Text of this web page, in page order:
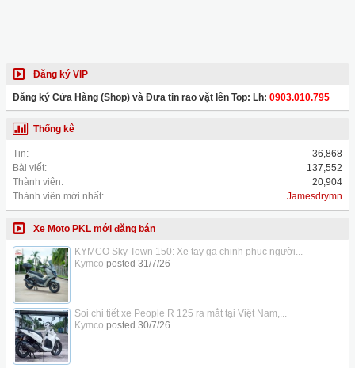
Đăng ký VIP
Đăng ký Cửa Hàng (Shop) và Đưa tin rao vặt lên Top: Lh: 0903.010.795
Thống kê
Tin:
36,868
Bài viết:
137,552
Thành viên:
20,904
Thành viên mới nhất:
Jamesdrymn
Xe Moto PKL mới đăng bán
KYMCO Sky Town 150: Xe tay ga chinh phục người...
Kymco posted 31/7/26
Soi chi tiết xe People R 125 ra mắt tại Việt Nam,...
Kymco posted 30/7/26